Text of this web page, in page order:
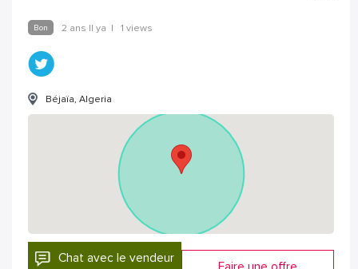
Bon 2 ans Il ya | 1 views
Béjaïa, Algeria
Chat avec le vendeur